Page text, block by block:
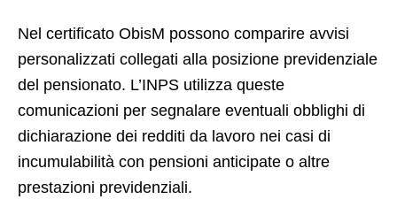
Nel certificato ObisM possono comparire avvisi
personalizzati collegati alla posizione previdenziale
del pensionato. L’INPS utilizza queste
comunicazioni per segnalare eventuali obblighi di
dichiarazione dei redditi da lavoro nei casi di
incumulabilità con pensioni anticipate o altre
prestazioni previdenziali.